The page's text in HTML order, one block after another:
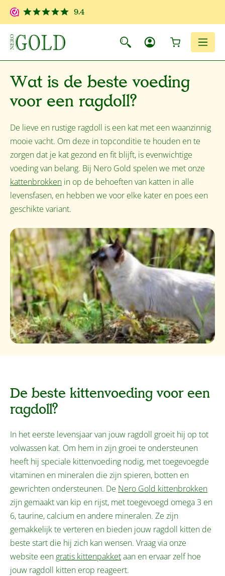
Ga naar de hoofdinhoud
9.4
Wat is de beste voeding
voor een ragdoll?
De lieve en rustige ragdoll is een kat met een waanzinnig
mooie vacht. Om deze in topconditie te houden en te
zorgen dat je kat gezond en fit blijft, is evenwichtige
voeding van belang. Bij Nero Gold spelen we met onze
kattenbrokken in op de behoeften van katten in alle
levensfasen, en hebben we voor elke kater en poes een
geschikte variant.
De beste kittenvoeding voor een
ragdoll?
In het eerste levensjaar van jouw ragdoll groeit hij op tot
volwassen kat. Om hem in zijn groei te ondersteunen
heeft hij speciale kittenvoeding nodig, met toegevoegde
vitaminen en mineralen die zijn spieren, botten en
gewrichten ondersteunen. De Nero Gold kittenbrokken
zijn gemaakt van kip en rijst, met toegevoegd omega 3 en
6, taurine, calcium en andere mineralen. Ze zijn
gemakkelijk te verteren en bieden jouw ragdoll kitten de
beste start die hij zich kan wensen. Vraag via onze
website een gratis kittenpakketaan en ervaar zelf hoe
jouw ragdoll kitten erop reageert.